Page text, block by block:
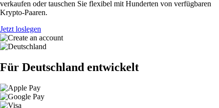
verkaufen oder tauschen Sie flexibel mit Hunderten von verfügbaren
Krypto-Paaren.
Jetzt loslegen
Für Deutschland entwickelt